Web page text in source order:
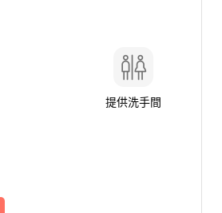
提供洗手間